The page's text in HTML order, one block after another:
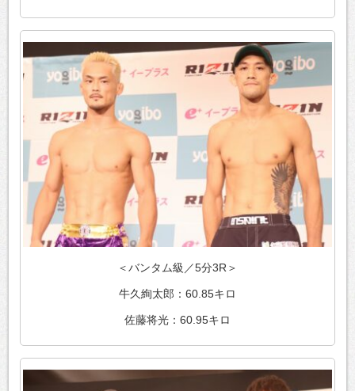
＜バンタム級／5分3R＞
牛久絢太郎：60.85キロ
佐藤将光：60.95キロ